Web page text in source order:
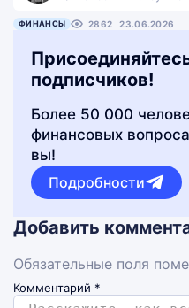
ФИНАНСЫ 2862 23.06.2026
подписчиков!
Более 50 000
финансовых
вы!
Подробности
Добавить
Обязательные поля
Комментарий *